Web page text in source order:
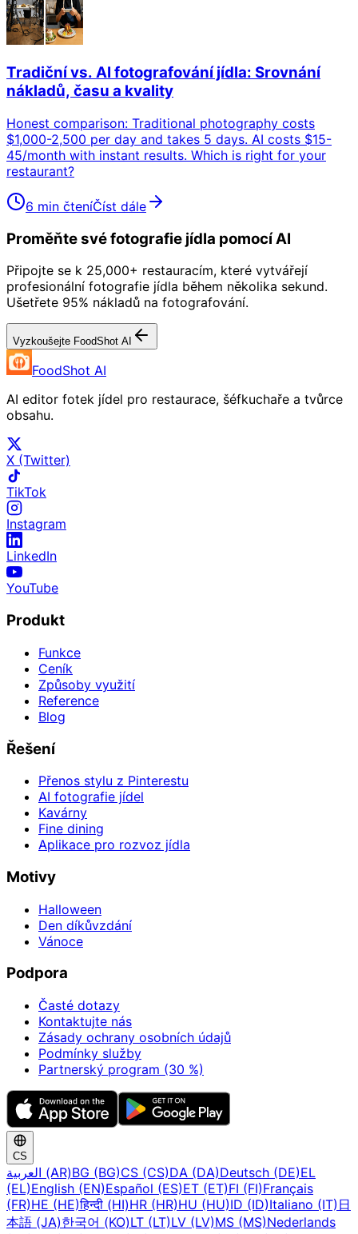
Tradiční vs. AI fotografování jídla: Srovnání
nákladů, času a kvality
Honest comparison: Traditional photography costs
$1,000-2,500 per day and takes 5 days. AI costs $15-
45/month with instant results. Which is right for your
restaurant?
6 min čteníČíst dále
Proměňte své fotografie jídla pomocí AI
Připojte se k 25,000+ restauracím, které vytvářejí
profesionální fotografie jídla během několika sekund.
Ušetřete 95% nákladů na fotografování.
Vyzkoušejte FoodShot AI
FoodShot AI
AI editor fotek jídel pro restaurace, šéfkuchaře a tvůrce
obsahu.
X (Twitter)
TikTok
Instagram
LinkedIn
YouTube
Produkt
Funkce
Ceník
Způsoby využití
Reference
Blog
Řešení
Přenos stylu z Pinterestu
AI fotografie jídel
Kavárny
Fine dining
Aplikace pro rozvoz jídla
Motivy
Halloween
Den díkůvzdání
Vánoce
Podpora
Časté dotazy
Kontaktujte nás
Zásady ochrany osobních údajů
Podmínky služby
Partnerský program (30 %)
CS
العربية (AR)BG (BG)CS (CS)DA (DA)Deutsch (DE)EL
(EL)English (EN)Español (ES)ET (ET)FI (FI)Français
(FR)HE (HE)हिन्दी (HI)HR (HR)HU (HU)ID (ID)Italiano (IT) 日
本語 (JA)한국어 (KO)LT (LT)LV (LV)MS (MS)Nederlands